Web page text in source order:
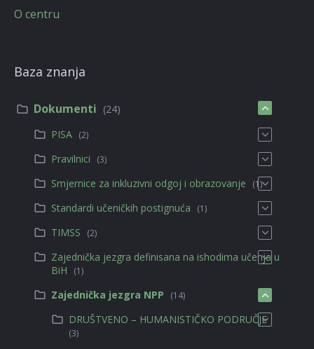
O centru
Baza znanja
Dokumenti (24)
PISA (2)
Pravilnici (3)
Smjernice za inkluzivni odgoj i obrazovanje (1)
Standardi učeničkih postignuća (1)
TIMSS (2)
Zajednička jezgra definisana na ishodima učenja u
BiH
(1)
Zajednička jezgra NPP (14)
DRUŠTVENO – HUMANISTIČKO PODRUČJE
(3)